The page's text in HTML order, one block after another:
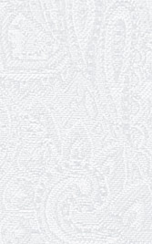
Щасливого
30.12.2025
Останні
29.12.2025
Графік
січня
26.12.2025
Пішов з